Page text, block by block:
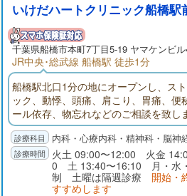
いけだハートクリニック船橋駅
千葉県船橋市本町7丁目5-19 ヤマケンビ
JR中央･総武線 船橋駅 徒歩1分
船橋駅北口1分の地にオープンし、ス
ック、動悸、頭痛、肩こり、胃痛、便
ール依存、物忘れなどのご相談を致し
精神科、神経内科、内科を診療科目と
ック船橋駅前診療所のサイトです。診
案内、診療時間、院長略歴、リンク、
なれます。
内科・心療内科・精神科・脳神
火土 09:00〜12:00 火金
0 土 13:40〜16:10 月・水
制 土曜は隔週診療 開始・
すすめします